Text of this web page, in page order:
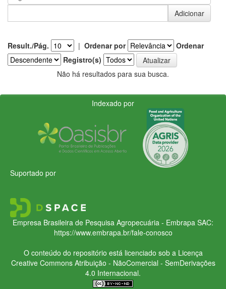
Result./Pág. | Ordenar por
Ordenar
Registro(s)
Não há resultados para sua busca.
Indexado por
Suportado por
Empresa Brasileira de Pesquisa Agropecuária - Embrapa SAC:
https://www.embrapa.br/fale-conosco
O conteúdo do repositório está licenciado sob a Licença
Creative CommonsAtribuição - NãoComercial - SemDerivações
4.0 Internacional.